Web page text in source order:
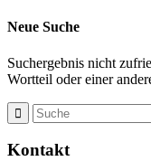
Neue Suche
Suchergebnis nicht
Wortteil oder einer
Kontakt